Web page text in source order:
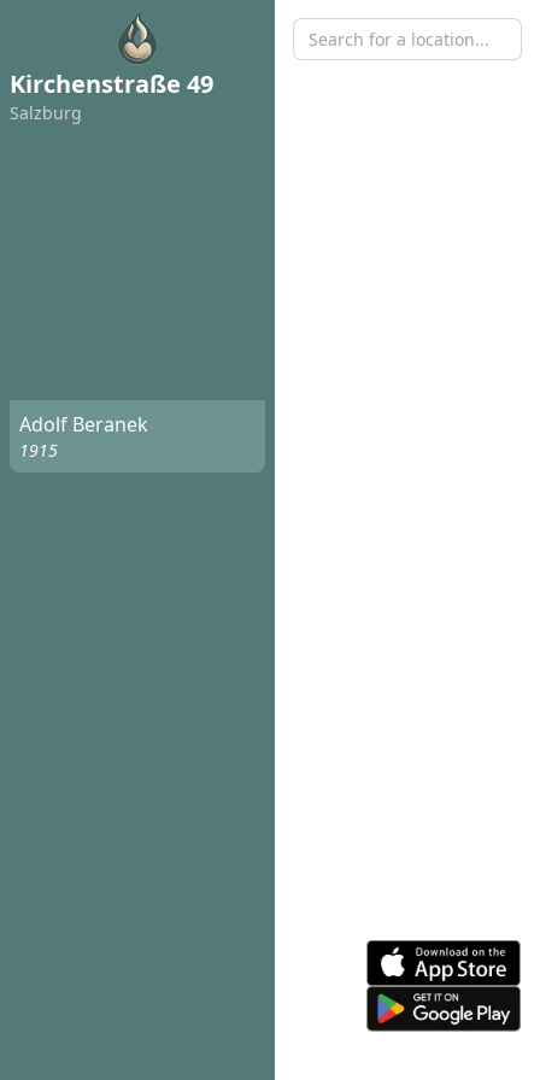
Kirchenstraße 49
Salzburg
Adolf Beranek
1915